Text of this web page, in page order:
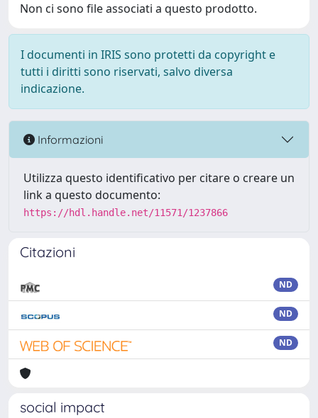
Non ci sono file associati a questo prodotto.
I documenti in IRIS sono protetti da copyright e
tutti i diritti sono riservati, salvo diversa
indicazione.
Informazioni
Utilizza questo identificativo per citare o creare un
link a questo documento:
https://hdl.handle.net/11571/1237866
Citazioni
ND
ND
ND
social impact